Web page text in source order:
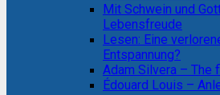
Mit Schwein und
Lebensfreude
Lesen: Eine
Entspannung?
Adam Silvera – The
Édouard Louis –